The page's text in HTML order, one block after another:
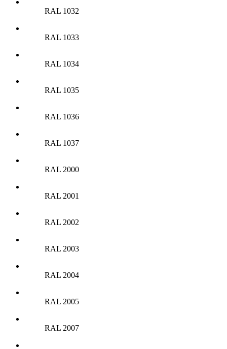
RAL 1032
RAL 1033
RAL 1034
RAL 1035
RAL 1036
RAL 1037
RAL 2000
RAL 2001
RAL 2002
RAL 2003
RAL 2004
RAL 2005
RAL 2007